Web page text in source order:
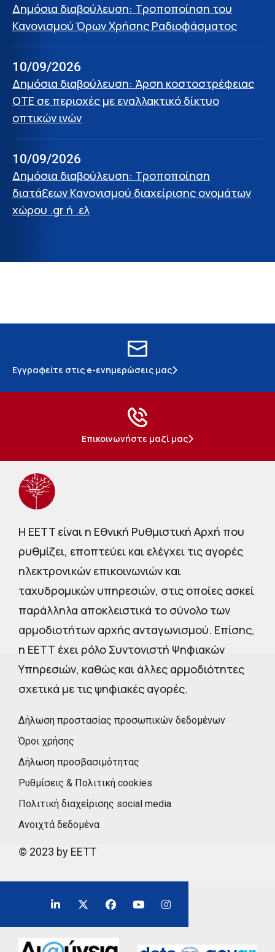
Δημόσια διαβούλευση: Τροποποίηση του
Κανονισμού Όρων Χρήσης Ραδιοφάσματος
10/09/2026
Δημόσια διαβούλευση: Άρση κοστοστρέφειας
ΟΤΕ σε περιοχές με εναλλακτικό δίκτυο
οπτικών ινών
10/09/2026
Δημόσια διαβούλευση: Τροποποίηση
διατάξεων Κανονισμού διαχείρισης ονομάτων
χώρου .gr ή .ελ
Εγγραφείτε στις e-ενημερώσεις μας
Επικοινωνήστε μαζί μας
Η EETT είναι η Εθνική Ρυθμιστική Αρχή που
ρυθμίζει, εποπτεύει και ελέγχει τις αγορές
ηλεκτρονικών επικοινωνιών και
ταχυδρομικών υπηρεσιών, στις οποίες ασκεί
παράλληλα αποκλειστικά το σύνολο των
αρμοδιοτήτων αρχής ανταγωνισμού. Επίσης,
η ΕΕΤΤ έχει ρόλο Συντονιστή Ψηφιακών
Υπηρεσιών, καθώς και άλλες αρμοδιότητες
σχετικά με τις ψηφιακές αγορές.
Δήλωση προστασίας προσωπικών δεδομένων
Όροι χρήσης
Δήλωση προσβασιμότητας
Ρυθμίσεις & Πολιτική cookies
Πολιτική διαχείρισης social media
Ανοιχτά δεδομένα
© 2023 by EETT